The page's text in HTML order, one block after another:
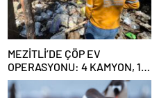
MEZİTLİ’DE ÇÖP EV
OPERASYONU: 4 KAMYON, 10
TON ATIK ÇIKARILDI